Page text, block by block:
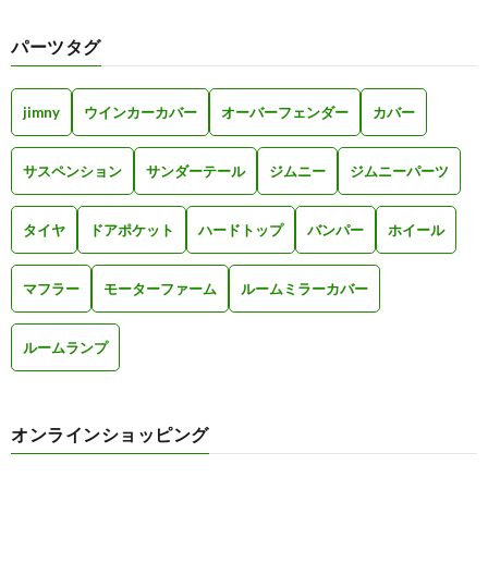
パーツタグ
jimny ウインカーカバー オーバーフェンダー カバー
サスペンション サンダーテール ジムニー ジムニーパーツ
タイヤ ドアポケット ハードトップ バンパー ホイール
マフラー モーターファーム ルームミラーカバー
ルームランプ
オンラインショッピング